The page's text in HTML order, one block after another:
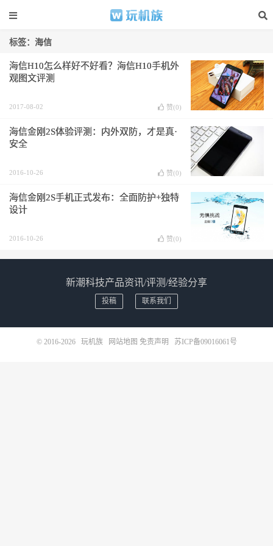
标签：海信
海信H10怎么样好不好看？海信H10手机外
观图文评测
2017-08-02 赞(0)
海信金刚2S体验评测：内外双防，才是真·
安全
2016-10-26 赞(0)
海信金刚2S手机正式发布：全面防护+独特
设计
2016-10-26 赞(0)
新潮科技产品资讯/评测/经验分享
投稿 联系我们
© 2016-2026 玩机族 网站地图 免责声明 苏ICP备09016061号